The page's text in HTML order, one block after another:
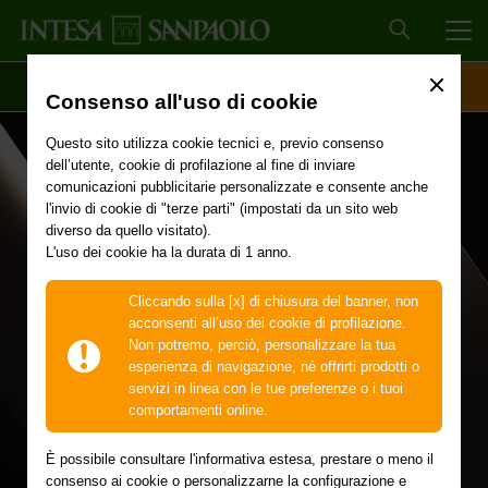
Consenso all'uso di cookie
Questo sito utilizza cookie tecnici e, previo consenso
dell’utente, cookie di profilazione al fine di inviare
comunicazioni pubblicitarie personalizzate e consente anche
l'invio di cookie di "terze parti" (impostati da un sito web
diverso da quello visitato).
L'uso dei cookie ha la durata di 1 anno.
Cliccando sulla [x] di chiusura del banner, non
acconsenti all’uso dei cookie di profilazione.
Non potremo, perciò, personalizzare la tua
esperienza di navigazione, né offrirti prodotti o
servizi in linea con le tue preferenze o i tuoi
comportamenti online.
È possibile consultare l'informativa estesa, prestare o meno il
consenso ai cookie o personalizzarne la configurazione e
iPhone 17 Pro 256GB
a rate da 67 euro al
mese per 20 mesi
Prestazioni più veloci e un’autonomia senza precedenti
grazie a un design innovativo in alluminio e al nuovo chip